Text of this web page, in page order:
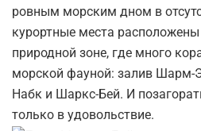
ровным морским дном в
курортные места
природной зоне, где много
морской фауной: залив Шарм-
Набк и Шаркс-Бей. И
только в удовольствие.